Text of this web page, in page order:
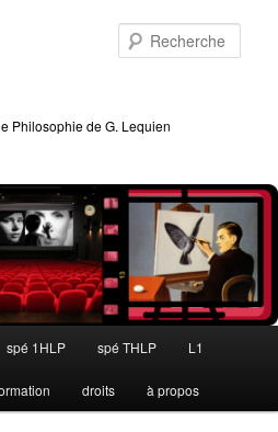
Philosophie de G. Lequien
spé 1HLP spé THLP L1
droits à propos